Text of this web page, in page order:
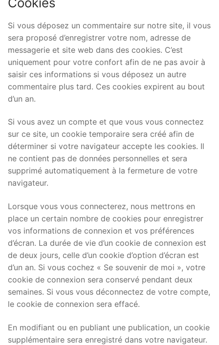
Si vous déposez un commentaire sur notre site, il vous
sera proposé d’enregistrer votre nom, adresse de
messagerie et site web dans des cookies. C’est
uniquement pour votre confort afin de ne pas avoir à
saisir ces informations si vous déposez un autre
commentaire plus tard. Ces cookies expirent au bout
d’un an.
Si vous avez un compte et que vous vous connectez
sur ce site, un cookie temporaire sera créé afin de
déterminer si votre navigateur accepte les cookies. Il
ne contient pas de données personnelles et sera
supprimé automatiquement à la fermeture de votre
navigateur.
Lorsque vous vous connecterez, nous mettrons en
place un certain nombre de cookies pour enregistrer
vos informations de connexion et vos préférences
d’écran. La durée de vie d’un cookie de connexion est
de deux jours, celle d’un cookie d’option d’écran est
d’un an. Si vous cochez « Se souvenir de moi », votre
cookie de connexion sera conservé pendant deux
semaines. Si vous vous déconnectez de votre compte,
le cookie de connexion sera effacé.
En modifiant ou en publiant une publication, un cookie
supplémentaire sera enregistré dans votre navigateur.